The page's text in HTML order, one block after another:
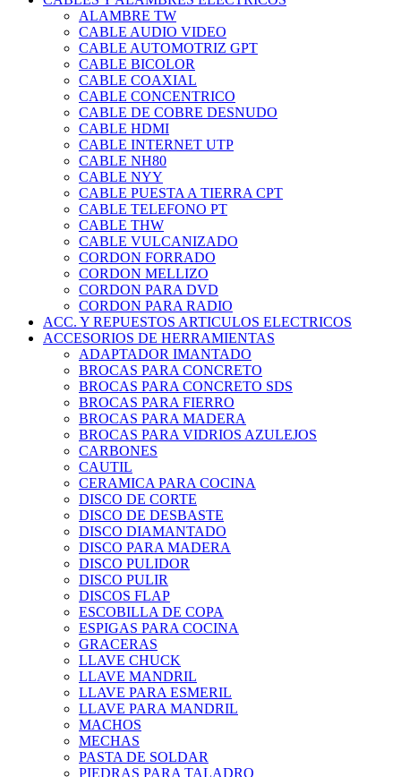
ALAMBRE TW
CABLE AUDIO VIDEO
CABLE AUTOMOTRIZ GPT
CABLE BICOLOR
CABLE COAXIAL
CABLE CONCENTRICO
CABLE DE COBRE DESNUDO
CABLE HDMI
CABLE INTERNET UTP
CABLE NH80
CABLE NYY
CABLE PUESTA A TIERRA CPT
CABLE TELEFONO PT
CABLE THW
CABLE VULCANIZADO
CORDON FORRADO
CORDON MELLIZO
CORDON PARA DVD
CORDON PARA RADIO
ACC. Y REPUESTOS ARTICULOS ELECTRICOS
ACCESORIOS DE HERRAMIENTAS
ADAPTADOR IMANTADO
BROCAS PARA CONCRETO
BROCAS PARA CONCRETO SDS
BROCAS PARA FIERRO
BROCAS PARA MADERA
BROCAS PARA VIDRIOS AZULEJOS
CARBONES
CAUTIL
CERAMICA PARA COCINA
DISCO DE CORTE
DISCO DE DESBASTE
DISCO DIAMANTADO
DISCO PARA MADERA
DISCO PULIDOR
DISCO PULIR
DISCOS FLAP
ESCOBILLA DE COPA
ESPIGAS PARA COCINA
GRACERAS
LLAVE CHUCK
LLAVE MANDRIL
LLAVE PARA ESMERIL
LLAVE PARA MANDRIL
MACHOS
MECHAS
PASTA DE SOLDAR
PIEDRAS PARA TALADRO